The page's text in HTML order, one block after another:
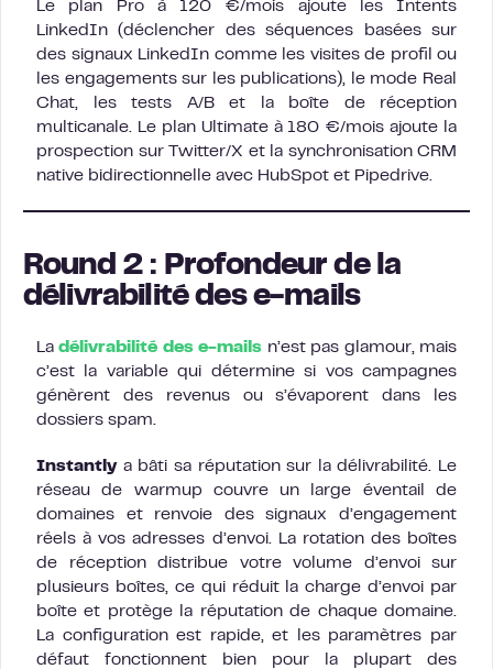
Le plan Pro à 120 €/mois ajoute les Intents
LinkedIn (déclencher des séquences basées sur
des signaux LinkedIn comme les visites de profil ou
les engagements sur les publications), le mode Real
Chat, les tests A/B et la boîte de réception
multicanale. Le plan Ultimate à 180 €/mois ajoute la
prospection sur Twitter/X et la synchronisation CRM
native bidirectionnelle avec HubSpot et Pipedrive.
Round 2 : Profondeur de la
délivrabilité des e-mails
Ladélivrabilité des e-mails n’est pas glamour, mais
c’est la variable qui détermine si vos campagnes
génèrent des revenus ou s’évaporent dans les
dossiers spam.
Instantlya bâti sa réputation sur la délivrabilité. Le
réseau de warmup couvre un large éventail de
domaines et renvoie des signaux d’engagement
réels à vos adresses d’envoi. La rotation des boîtes
de réception distribue votre volume d’envoi sur
plusieurs boîtes, ce qui réduit la charge d’envoi par
boîte et protège la réputation de chaque domaine.
La configuration est rapide, et les paramètres par
défaut fonctionnent bien pour la plupart des